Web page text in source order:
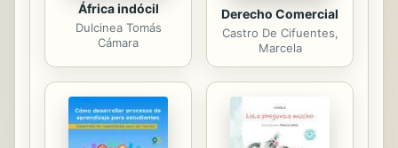
África indócil
Dulcinea Tomás
Cámara
Derecho Comercial
Castro De Cifuentes,
Marcela